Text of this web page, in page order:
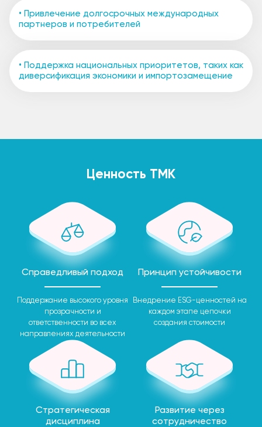
• Привлечение долгосрочных международных
партнеров и потребителей
• Поддержка национальных приоритетов, таких как
диверсификация экономики и импортозамещение
Ценность ТМК
Справедливый подход
Поддержание высокого уровня
прозрачности и
ответственности во всех
направлениях деятельности
Принцип устойчивости
Внедрение ESG-ценностей на
каждом этапе цепочки
создания стоимости
Стратегическая
дисциплина
Развитие через
сотрудничество